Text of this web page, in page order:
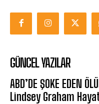
GÜNCEL YAZILAR
ABD’DE ŞOKE EDEN
Lindsey Graham